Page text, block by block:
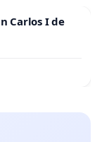
Carlos I de